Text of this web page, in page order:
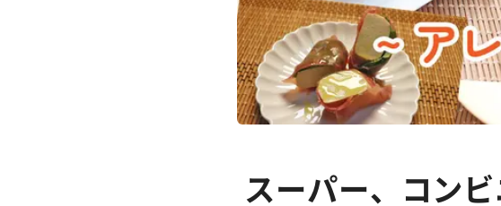
スーパー、コン